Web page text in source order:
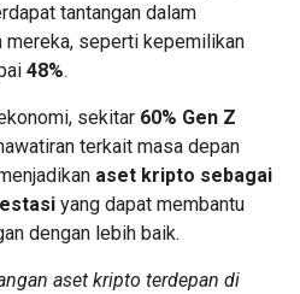
tantangan dalam
mereka, seperti kepemilikan
48%.
sekitar 60% Gen Z
terkait masa depan
aset kripto sebagai
yang dapat membantu
dengan lebih baik.
aset kripto terdepan di